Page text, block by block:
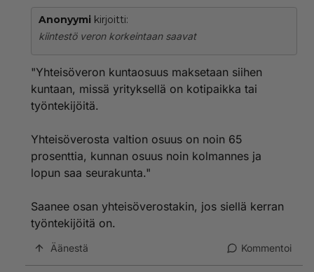
Anonyymi kirjoitti:
kiintestö veron korkeintaan saavat
"Yhteisöveron kuntaosuus maksetaan siihen
kuntaan, missä yrityksellä on kotipaikka tai
työntekijöitä.
Yhteisöverosta valtion osuus on noin 65
prosenttia, kunnan osuus noin kolmannes ja
lopun saa seurakunta."
Saanee osan yhteisöverostakin, jos siellä kerran
työntekijöitä on.
Äänestä Kommentoi